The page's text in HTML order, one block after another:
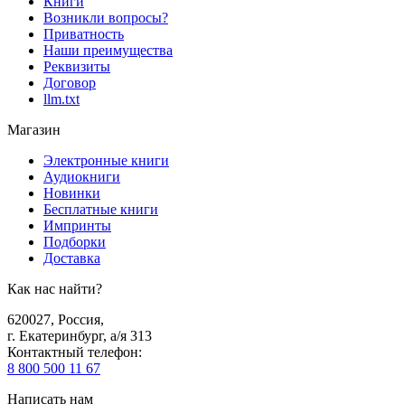
Возникли вопросы?
Приватность
Наши преимущества
Реквизиты
Договор
llm.txt
Магазин
Электронные книги
Аудиокниги
Новинки
Бесплатные книги
Импринты
Подборки
Доставка
Как нас найти?
620027, Россия,
г. Екатеринбург, а/я 313
Контактный телефон:
8 800 500 11 67
Написать нам